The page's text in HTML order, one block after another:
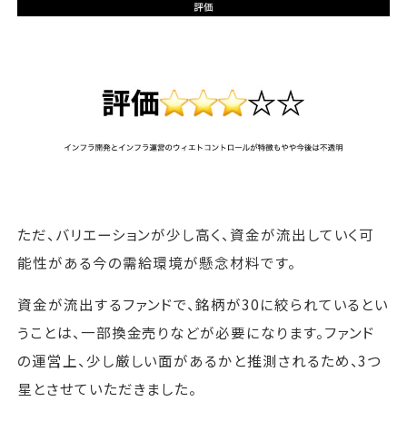
ただ、バリエーションが少し高く、資金が流出していく可
能性がある今の需給環境が懸念材料です。
資金が流出するファンドで、銘柄が30に絞られているとい
うことは、一部換金売りなどが必要になります。ファンド
の運営上、少し厳しい面があるかと推測されるため、3つ
星とさせていただきました。